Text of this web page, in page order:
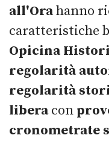
all'Orahanno
caratteristiche
Opicina
regolarità
regolarità
liberacon
cronometrate